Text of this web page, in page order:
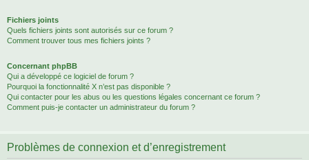
Fichiers joints
Quels fichiers joints sont autorisés sur ce forum ?
Comment trouver tous mes fichiers joints ?
Concernant phpBB
Qui a développé ce logiciel de forum ?
Pourquoi la fonctionnalité X n’est pas disponible ?
Qui contacter pour les abus ou les questions légales concernant ce forum ?
Comment puis-je contacter un administrateur du forum ?
Problèmes de connexion et d’enregistrement